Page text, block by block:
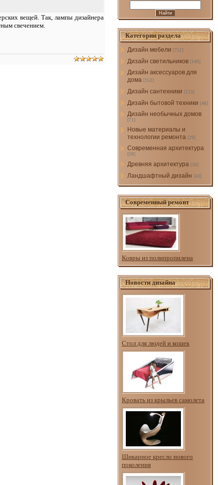
вещей. Так, лампы дизайнера
свечением.
Категории раздела
Дизайн мебели [751]
Дизайн светильников [149]
Дизайн аксессуаров для
дома [152]
Дизайн сантехники [123]
Дизайн бытовой техники [46]
Дизайн необычных домов
[71]
Новые материалы и
технологии ремонта [29]
Современная архитектура
[59]
Древняя архитектура [16]
Ландшафтный дизайн [43]
Современный ремонт
Ковры из полипропилена
Новости дизайна
Стол для людей и кошек
Кровать из крыльев самолета
Шикарное кресло нового
поколения